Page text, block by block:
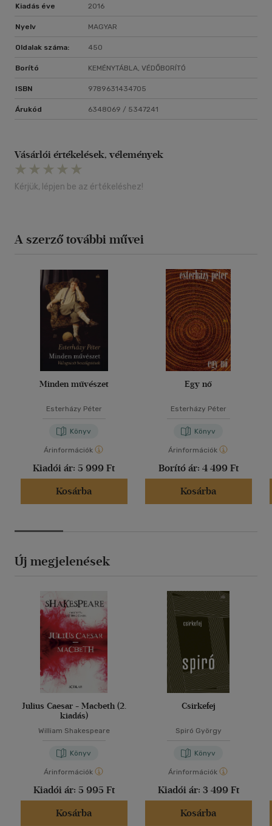
Kiadás éve 2016
Nyelv MAGYAR
Oldalak száma: 450
Borító KEMÉNYTÁBLA, VÉDŐBORÍTÓ
ISBN 9789631434705
Árukód 6348069 / 5347241
Vásárlói értékelések, vélemények
Kérjük, lépjen be az értékeléshez!
A szerző további művei
Minden művészet
Esterházy Péter
Könyv
Árinformációk
Kiadói ár: 5 999 Ft
Kosárba
Egy nő
Esterházy Péter
Könyv
Árinformációk
Borító ár: 4 499 Ft
Kosárba
Új megjelenések
Julius Caesar - Macbeth (2.
kiadás)
William Shakespeare
Könyv
Árinformációk
Kiadói ár: 5 995 Ft
Kosárba
Csirkefej
Spiró György
Könyv
Árinformációk
Kiadói ár: 3 499 Ft
Kosárba